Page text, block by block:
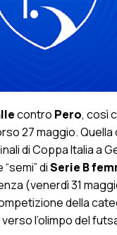
contro Pero, così
27 maggio. Quella
di Coppa Italia a
diSerie B
(venerdì 31
della
l’olimpo del